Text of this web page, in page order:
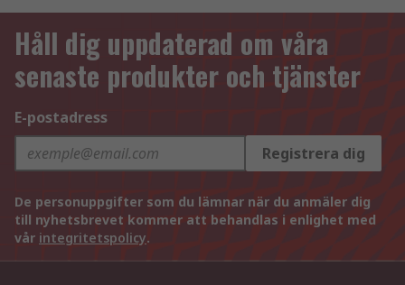
Håll dig uppdaterad om våra
senaste produkter och tjänster
E-postadress
Registrera dig
De personuppgifter som du lämnar när du anmäler dig
till nyhetsbrevet kommer att behandlas i enlighet med
vår integritetspolicy.